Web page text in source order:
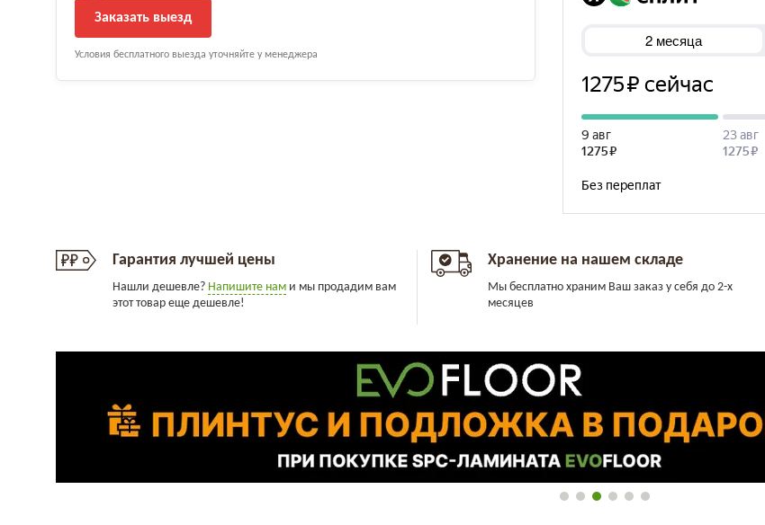
Заказать выезд
Условия бесплатного выезда уточняйте у менеджера
Гарантия лучшей цены
Нашли дешевле? Напишите нам и мы продадим вам
этот товар еще дешевле!
Хранение на нашем складе
Мы бесплатно храним Ваш заказ у себя до 2-х
месяцев